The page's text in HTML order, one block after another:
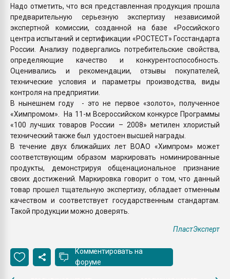
Надо отметить, что вся представленная продукция прошла
предварительную серьезную экспертизу независимой
экспертной комиссии, созданной на базе «Российского
центра испытаний и сертификации «РОСТЕСТ» Госстандарта
России. Анализу подвергались потребительские свойства,
определяющие качество и конкурентоспособность.
Оценивались и рекомендации, отзывы покупателей,
технические условия и параметры производства, виды
контроля на предприятии.
В нынешнем году - это не первое «золото», полученное
«Химпромом». На 11-м Всероссийском конкурсе Программы
«100 лучших товаров России – 2008» метилен хлористый
технический также был удостоен высшей награды.
В течение двух ближайших лет ВОАО «Химпром» может
соответствующим образом маркировать номинированные
продукты, демонстрируя общенациональное признание
своих достижений. Маркировка говорит о том, что данный
товар прошел тщательную экспертизу, обладает отменным
качеством и соответствует государственным стандартам.
Такой продукции можно доверять.
ПластЭксперт
Комментировать на
форуме